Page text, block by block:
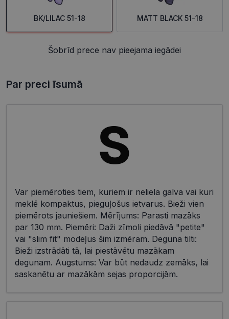
BK/LILAC 51-18 MATT BLACK 51-18
Šobrīd prece nav pieejama iegādei
Par preci īsumā
Var piemēroties tiem, kuriem ir neliela galva vai kuri
meklē kompaktus, pieguļošus ietvarus. Bieži vien
piemērots jauniešiem. Mērījums: Parasti mazāks
par 130 mm. Piemēri: Daži zīmoli piedāvā "petite"
vai "slim fit" modeļus šim izmēram. Deguna tilti:
Bieži izstrādāti tā, lai piestāvētu mazākam
degunam. Augstums: Var būt nedaudz zemāks, lai
saskanētu ar mazākām sejas proporcijām.